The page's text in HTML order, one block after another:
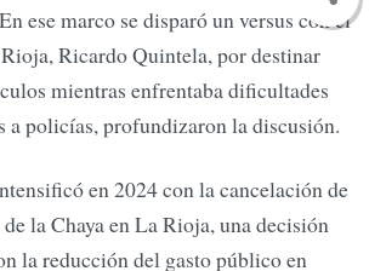
ese marco se disparó un versus con el
Ricardo Quintela, por destinar
mientras enfrentaba dificultades
a policías, profundizaron la discusión.
en 2024 con la cancelación de
la Chaya en La Rioja, una decisión
la reducción del gasto público en